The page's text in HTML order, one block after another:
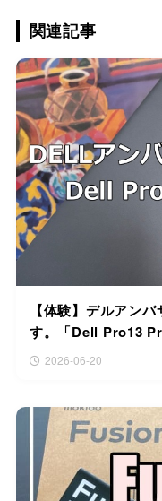
関連記事
【体験】デルアン
す。「Dell Pro13
2026-06-20